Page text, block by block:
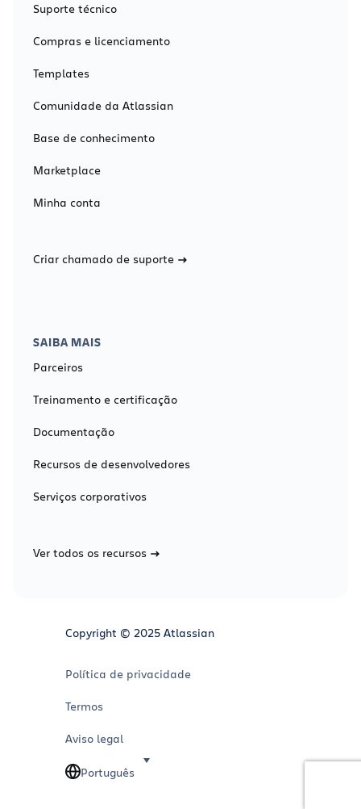
Suporte técnico
Compras e licenciamento
Templates
Comunidade da Atlassian
Base de conhecimento
Marketplace
Minha conta
Criar chamado de suporte
SAIBA MAIS
Parceiros
Treinamento e certificação
Documentação
Recursos de desenvolvedores
Serviços corporativos
Ver todos os recursos
Copyright © 2025 Atlassian
Política de privacidade
Termos
Aviso legal